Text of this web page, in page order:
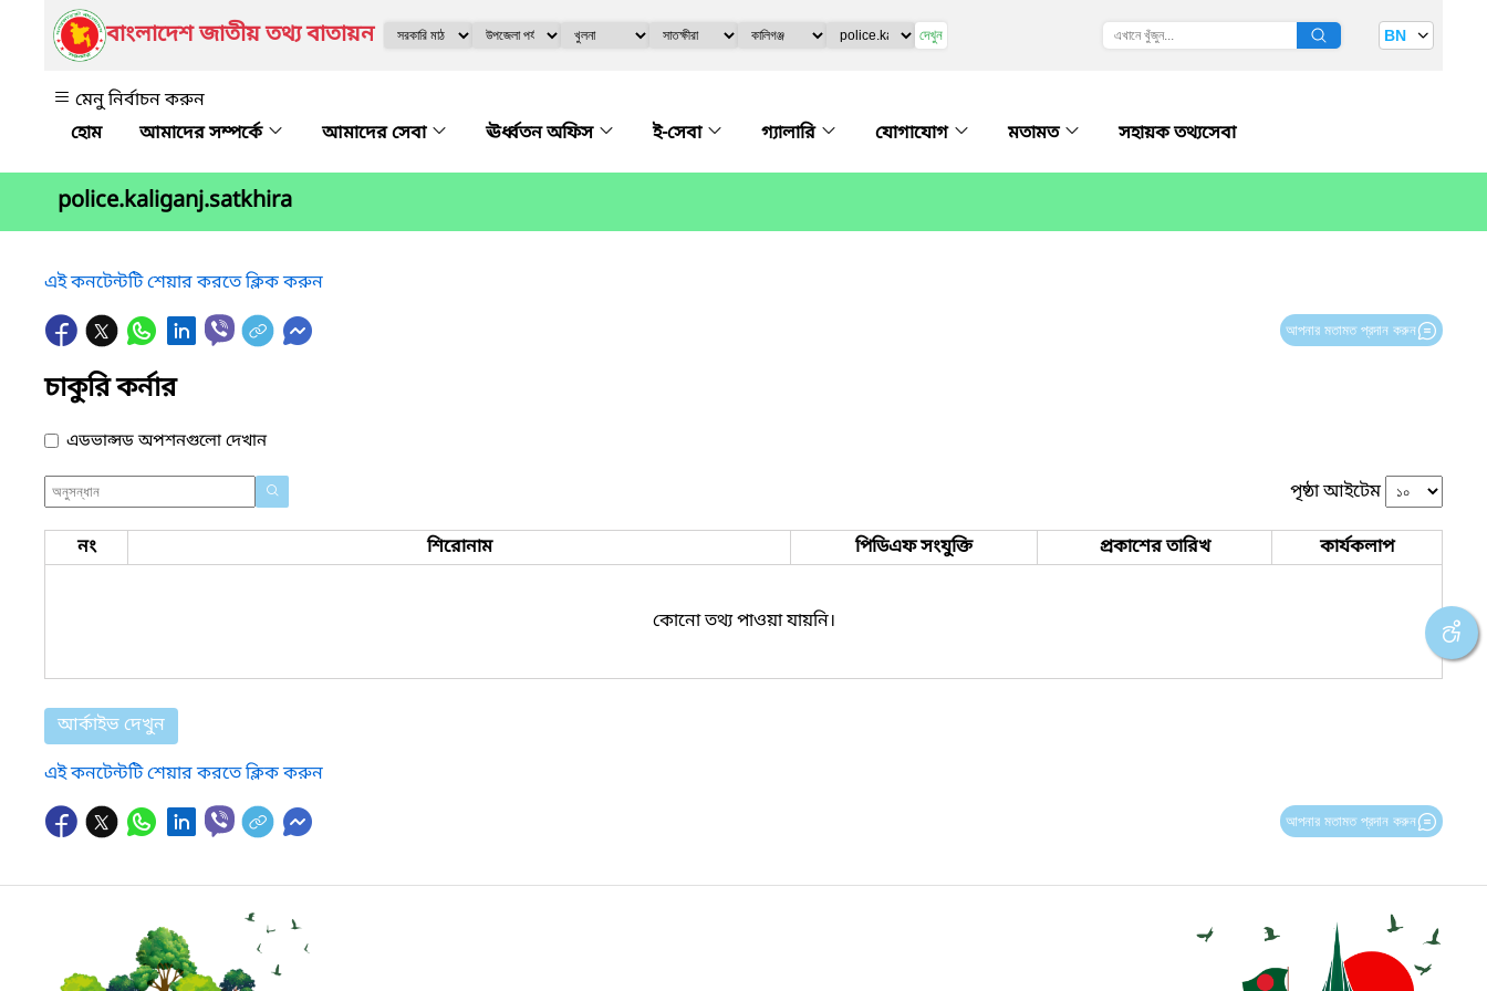
বাংলাদেশ জাতীয় তথ্য বাতায়ন দেখুন BN
মেনু নির্বাচন করুন
আমাদের সম্পর্কে
আমাদের সেবা ঊর্ধ্বতন অফিস ই-সেবা গ্যালারি যোগাযোগ মতামত সহায়ক তথ্যসেবা
police.kaliganj.satkhira
এই কনটেন্টটি শেয়ার করতে ক্লিক করুন
আপনার মতামত প্রদান করুন
চাকুরি কর্নার
এডভান্সড অপশনগুলো দেখান
পৃষ্ঠা আইটেম
নং শিরোনাম পিডিএফ সংযুক্তি প্রকাশের তারিখ কার্যকলাপ
কোনো তথ্য পাওয়া যায়নি।
আর্কাইভ দেখুন
এই কনটেন্টটি শেয়ার করতে ক্লিক করুন
আপনার মতামত প্রদান করুন